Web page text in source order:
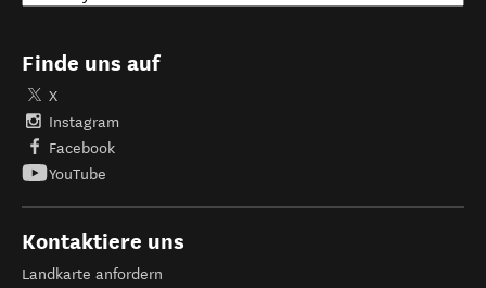
Finde uns auf
X
Instagram
Facebook
YouTube
Kontaktiere uns
Landkarte anfordern